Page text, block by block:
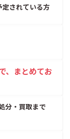
されている方
、まとめてお
分・買取まで